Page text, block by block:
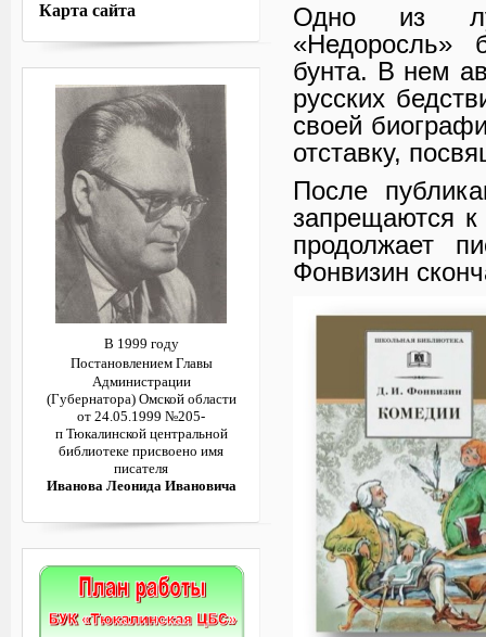
Одно из
«Недоросль»
бунта. В нем
русских
своей
отставку,
После
запрещаются
продолжает
Фонвизин
Карта сайта
В 1999 году
Постановлением Главы
Администрации
(Губернатора) Омской области
от 24.05.1999 №205-
п Тюкалинской центральной
библиотеке присвоено имя
писателя
Иванова Леонида Ивановича